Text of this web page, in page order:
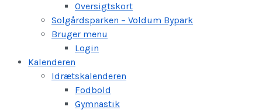
Oversigtskort
Solgårdsparken – Voldum Bypark
Bruger menu
Login
Kalenderen
Idrætskalenderen
Fodbold
Gymnastik